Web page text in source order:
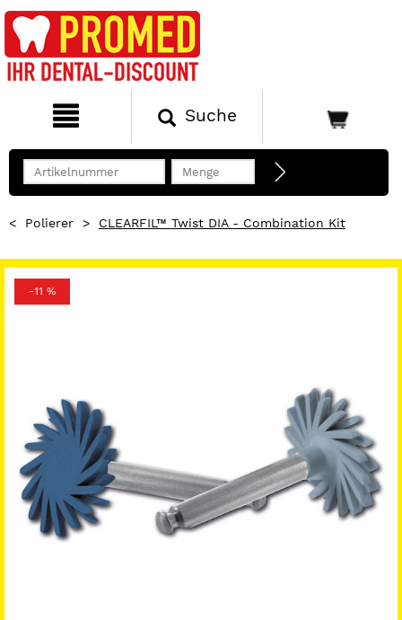
Suche
< Polierer > CLEARFIL™ Twist DIA - Combination Kit
-11 %